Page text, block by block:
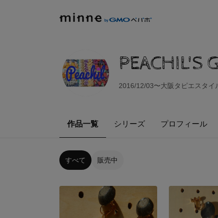
PEACHIL'S
2016/12/03〜大阪タピエスタ
作品一覧 シリーズ プロフィール
すべて 販売中